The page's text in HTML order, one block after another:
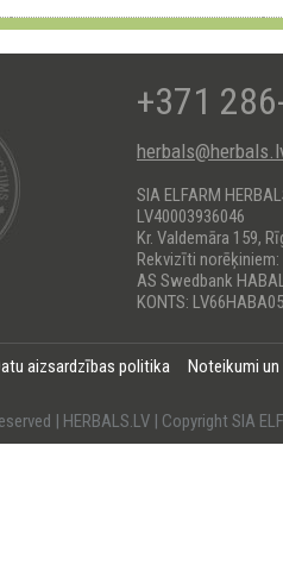
+371
SIA ELFARM
LV40003936046
Kr. Valdemāra 159,
Rekvizīti norēķiniem:
AS Swedbank
KONTS:
aizsardzības politika Noteikumi
| HERBALS.LV | Copyright SIA